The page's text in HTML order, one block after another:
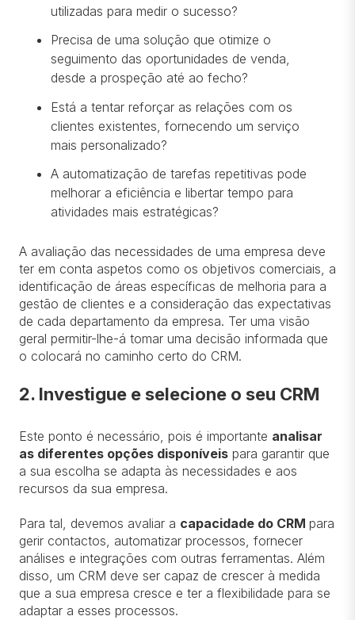
utilizadas para medir o sucesso?
Precisa de uma solução que otimize o
seguimento das oportunidades de venda,
desde a prospeção até ao fecho?
Está a tentar reforçar as relações com os
clientes existentes, fornecendo um serviço
mais personalizado?
A automatização de tarefas repetitivas pode
melhorar a eficiência e libertar tempo para
atividades mais estratégicas?
A avaliação das necessidades de uma empresa deve
ter em conta aspetos como os objetivos comerciais, a
identificação de áreas específicas de melhoria para a
gestão de clientes e a consideração das expectativas
de cada departamento da empresa. Ter uma visão
geral permitir-lhe-á tomar uma decisão informada que
o colocará no caminho certo do CRM.
2. Investigue e selecione o seu CRM
Este ponto é necessário, pois é importante analisar
as diferentes opções disponíveis para garantir que
a sua escolha se adapta às necessidades e aos
recursos da sua empresa.
Para tal, devemos avaliar a capacidade do CRM para
gerir contactos, automatizar processos, fornecer
análises e integrações com outras ferramentas. Além
disso, um CRM deve ser capaz de crescer à medida
que a sua empresa cresce e ter a flexibilidade para se
adaptar a esses processos.